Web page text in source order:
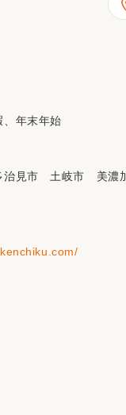
、年末年始
見市 土岐市 美濃